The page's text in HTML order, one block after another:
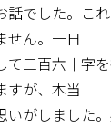
話でした。こ
せん。一日
て三百六十字
すが、本当
がしました。